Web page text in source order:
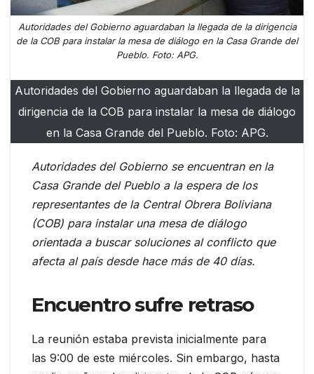
Autoridades del Gobierno aguardaban la llegada de la dirigencia
de la COB para instalar la mesa de diálogo en la Casa Grande del
Pueblo. Foto: APG.
Autoridades del Gobierno aguardaban la llegada de la
dirigencia de la COB para instalar la mesa de diálogo
en la Casa Grande del Pueblo. Foto: APG.
Autoridades del Gobierno se encuentran en la
Casa Grande del Pueblo a la espera de los
representantes de la Central Obrera Boliviana
(COB) para instalar una mesa de diálogo
orientada a buscar soluciones al conflicto que
afecta al país desde hace más de 40 días.
Encuentro sufre retraso
La reunión estaba prevista inicialmente para
las 9:00 de este miércoles. Sin embargo, hasta